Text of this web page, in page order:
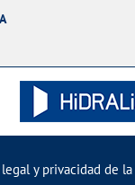
y privacidad de